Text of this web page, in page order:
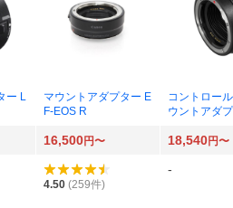
ー L
マウントアダプター E
F-EOS R
コントロー
ウントアダ
16,500円〜 18,540円〜
4.50 (259件)
-